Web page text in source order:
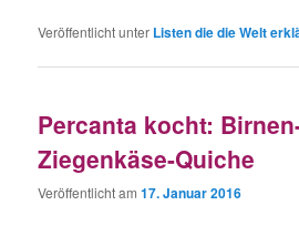
Veröffentlicht unter Listen die die Welt
Percanta kocht:
Ziegenkäse-Quiche
Veröffentlicht am17. Januar 2016